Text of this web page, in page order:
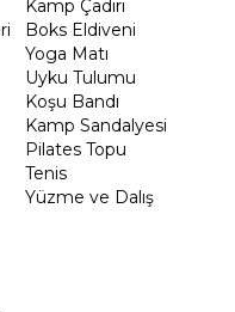
Kamp Çadırı
Boks Eldiveni
Yoga Matı
Uyku Tulumu
Koşu Bandı
Kamp Sandalyesi
Pilates Topu
Tenis
Yüzme ve Dalış